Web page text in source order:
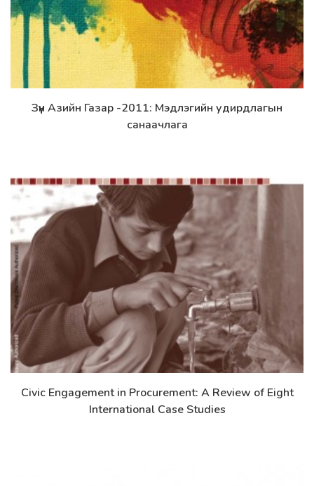
Дэлгэрэнгүй
Зүүн Азийн Газар -2011: Мэдлэгийн удирдлагын
санаачлага
Дэлгэрэнгүй
Civic Engagement in Procurement: A Review of Eight
International Case Studies